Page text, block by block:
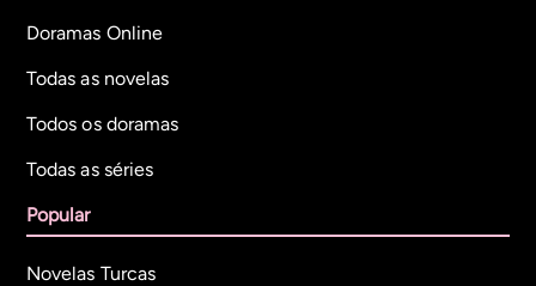
Doramas Online
Todas as novelas
Todos os doramas
Todas as séries
Popular
Novelas Turcas